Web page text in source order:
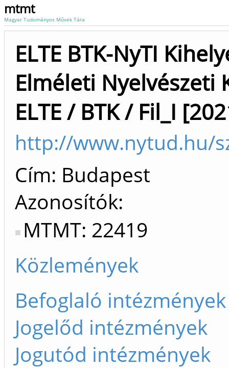
mtmt
Magyar Tudományos Művek Tára
ELTE BTK-NyTI
Elméleti Nyelvészeti
ELTE / BTK / Fil_I
http://www.nytud.hu/
Cím: Budapest
Azonosítók
MTMT: 22419
Közlemények
Befoglaló intézmények
Jogelőd intézmények
Jogutód intézmények